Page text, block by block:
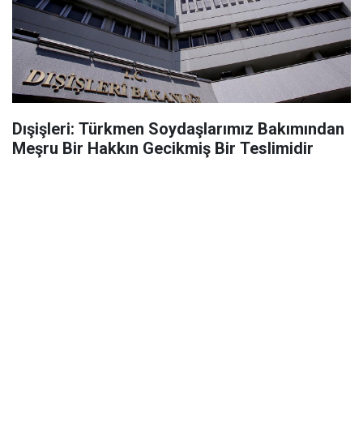
Dışişleri: Türkmen Soydaşlarımız Bakımından
Meşru Bir Hakkın Gecikmiş Bir Teslimidir